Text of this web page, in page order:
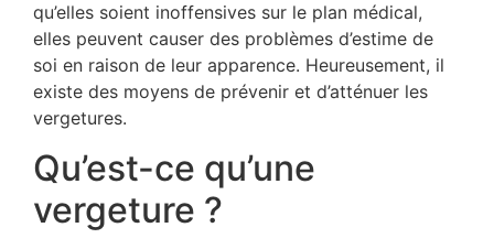
qu’elles soient inoffensives sur le plan médical,
elles peuvent causer des problèmes d’estime de
soi en raison de leur apparence. Heureusement, il
existe des moyens de prévenir et d’atténuer les
vergetures.
Qu’est-ce qu’une
vergeture ?